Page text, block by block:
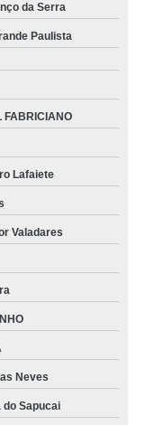
de Curitiba
da Serra
Paulista
FABRICIANO
Lafaiete
Valadares
Neves
do Sapucai